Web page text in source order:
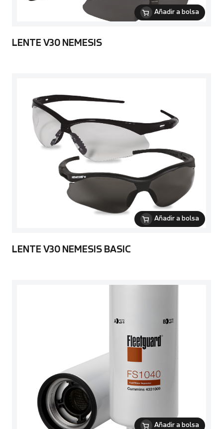
Añadir a bolsa
LENTE V30 NEMESIS
Añadir a bolsa
LENTE V30 NEMESIS BASIC
Añadir a bolsa